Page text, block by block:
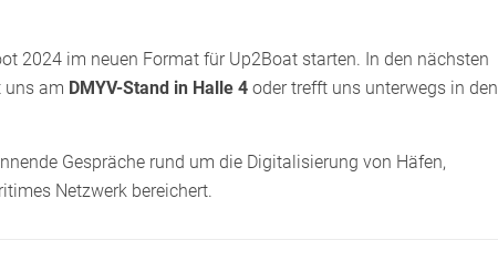
2024 im neuen Format für Up2Boat starten. In den nächsten
uns am DMYV-Stand in Halle 4 oder trefft uns unterwegs in den
Gespräche rund um die Digitalisierung von Häfen,
Netzwerk bereichert.